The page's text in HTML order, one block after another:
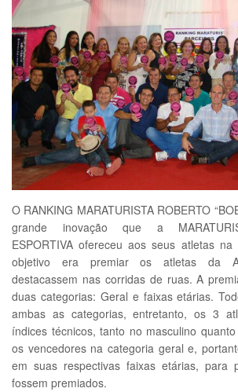
O RANKING MARATURISTA ROBERTO
grande inovação que a
ESPORTIVA ofereceu aos seus atletas
objetivo era premiar os atletas da
destacassem nas corridas de ruas. A
duas categorias: Geral e faixas etárias.
ambas as categorias, entretanto, os 3
índices técnicos, tanto no masculino
os vencedores na categoria geral e,
em suas respectivas faixas etárias, para
fossem premiados.